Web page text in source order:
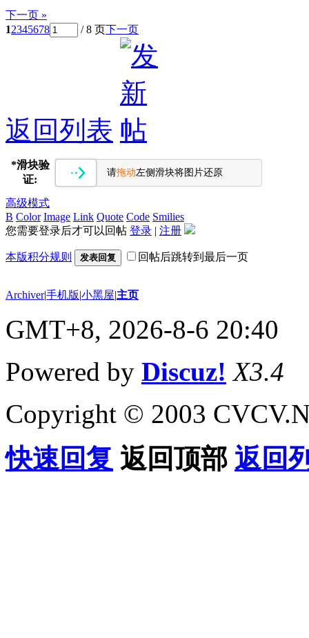
下一页 »
12345678 / 8 页下一页
返回列表
*滑块验
证:
请拖动左侧滑块将图片还原
高级模式
B Color Image Link Quote Code Smilies
您需要登录后才可以回帖 登录 | 注册
本版积分规则 发表回复 回帖后跳转到最后一页
Archiver|手机版|小黑屋|主页
GMT+8, 2026-8-6 20:40
Powered by Discuz! X3.4
Copyright © 2003
快速回复 返回顶部 返回